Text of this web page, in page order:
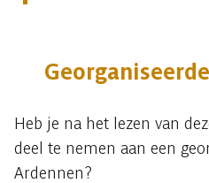
Heb je na het lezen van
deel te nemen aan een
Ardennen?